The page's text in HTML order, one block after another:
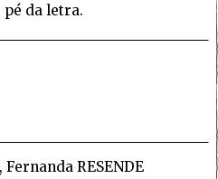
pé da letra.
RESENDE